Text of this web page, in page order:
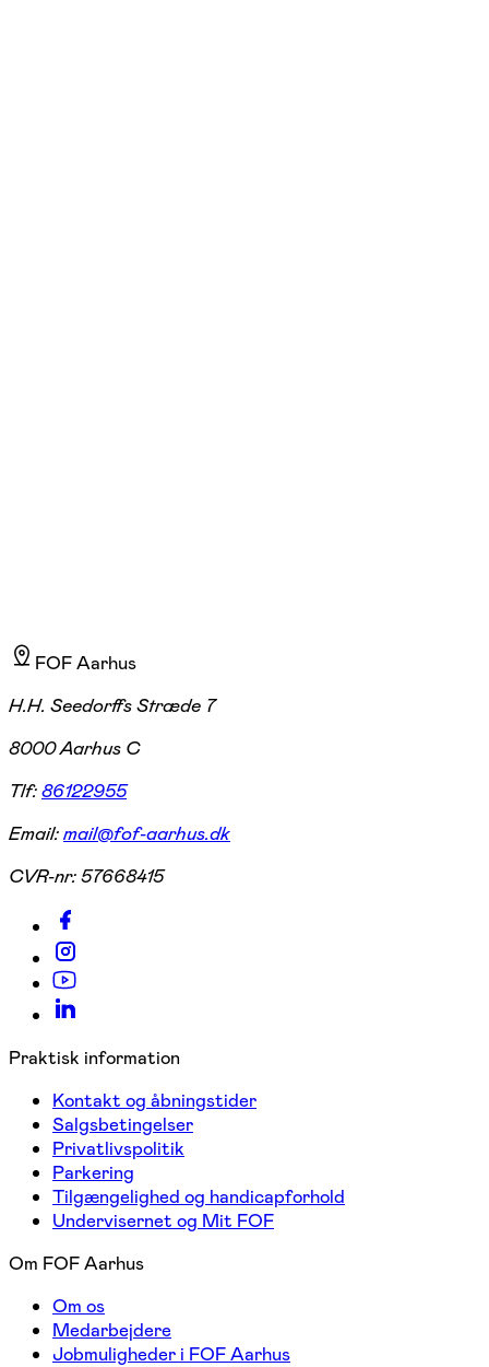
FOF Aarhus
H.H. Seedorffs Stræde 7
8000 Aarhus C
Tlf:86122955
Email:mail@fof-aarhus.dk
CVR-nr:57668415
Praktisk information
Kontakt og åbningstider
Salgsbetingelser
Privatlivspolitik
Parkering
Tilgængelighed og handicapforhold
Undervisernet og Mit FOF
Om FOF Aarhus
Om os
Medarbejdere
Jobmuligheder i FOF Aarhus